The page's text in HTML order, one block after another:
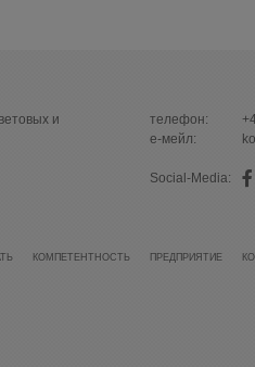
и
телефон:
е-мейл:
Social-Media:
КОМПЕТЕНТНОСТЬ ПРЕДПРИЯТИЕ